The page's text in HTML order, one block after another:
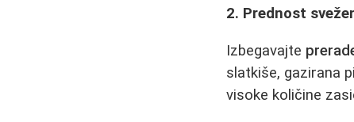
2. Prednost
Izbegavajte
slatkiše, gazirana
visoke količine